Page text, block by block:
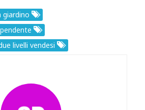
livelli vendesi